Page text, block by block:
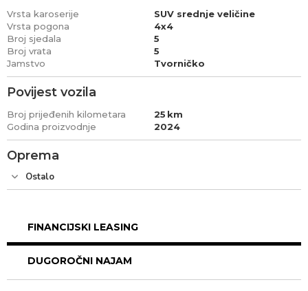
Vrsta karoserije
SUV srednje veličine
Vrsta pogona
4x4
Broj sjedala
5
Broj vrata
5
Jamstvo
Tvorničko
Povijest vozila
Broj prijeđenih kilometara
25
Godina proizvodnje
2024
Oprema
Ostalo
FINANCIJSKI LEASING
DUGOROČNI NAJAM